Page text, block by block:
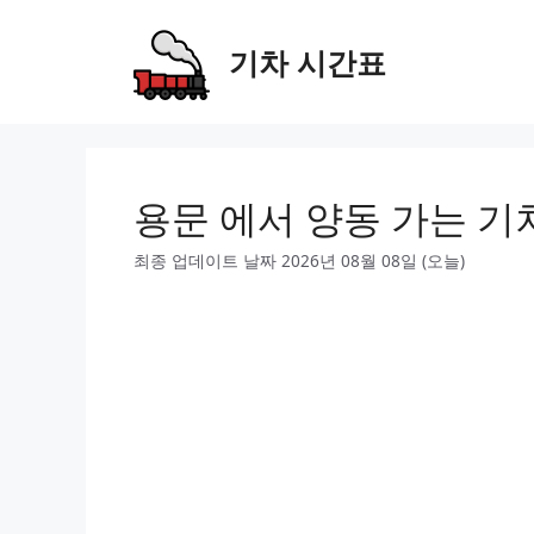
기차 시간표
용문 에서 양동 가는 기
최종 업데이트 날짜 2026년 08월 08일 (오늘)